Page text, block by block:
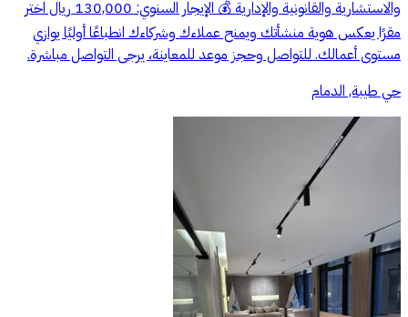
والاستشارية والقانونية والإدارية 💰 الإيجار السنوي: 130,000 ريال اختر
مقرًا يعكس هوية منشأتك ويمنح عملاءك وشركاءك انطباعًا أوليًا يوازي
مستوى أعمالك. للتواصل وحجز موعد للمعاينة، يرجى التواصل مباشرة.
حي طيبة, الدمام